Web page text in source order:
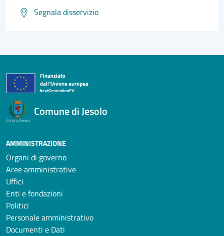
Segnala disservizio
Comune di Jesolo
AMMINISTRAZIONE
Organi di governo
Aree amministrative
Uffici
Enti e fondazioni
Politici
Personale amministrativo
Documenti e Dati